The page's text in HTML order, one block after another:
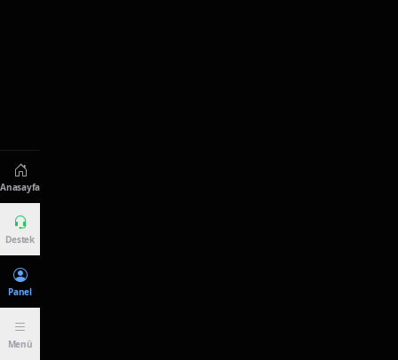
Anasayfa
Destek
Panel
Menü